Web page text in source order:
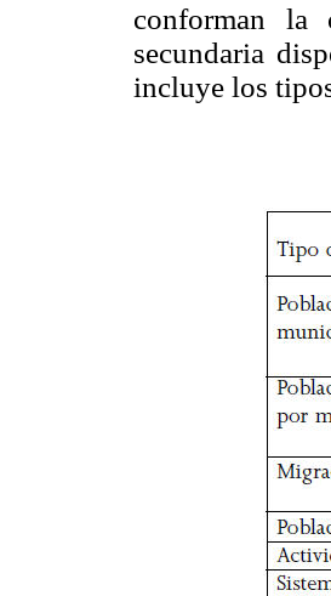
conforman
secundaria
incluye los